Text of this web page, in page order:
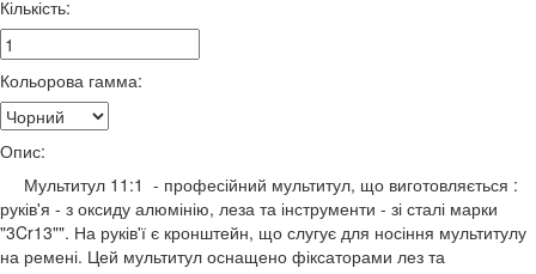
Кількість:
Кольорова гамма:
Опис:
Мультитул 11:1 - професійний мультитул, що виготовляється :
руків'я - з оксиду алюмінію, леза та інструменти - зі сталі марки
"3Cr13"". На руків'ї є кронштейн, що слугує для носіння мультитулу
на ремені. Цей мультитул оснащено фіксаторами лез та